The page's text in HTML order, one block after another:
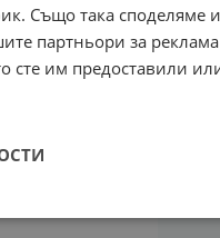
Също така споделяме
партньори за
сте им предоставили